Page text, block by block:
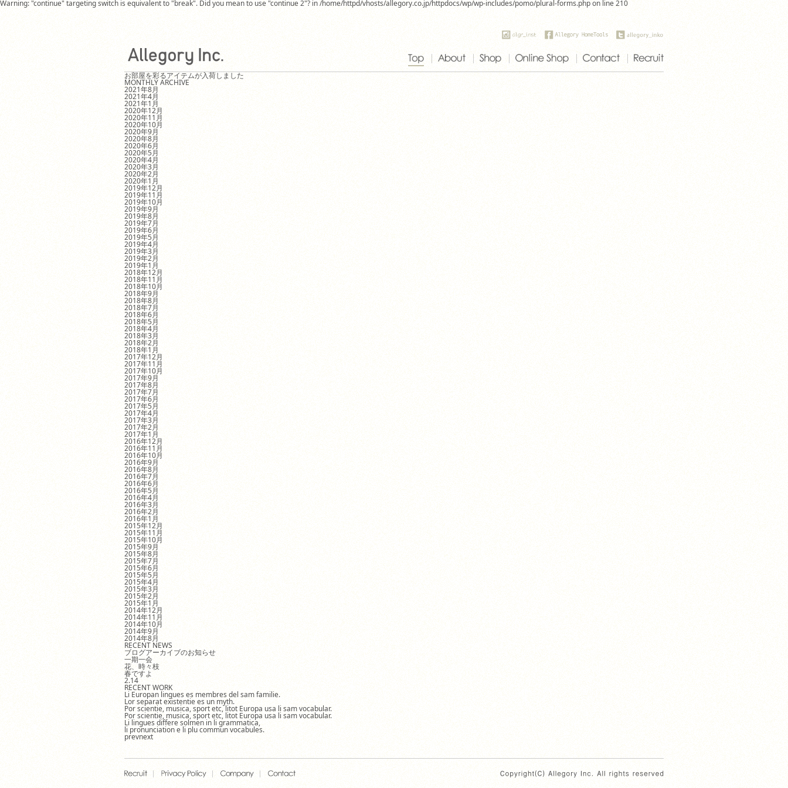
Warning: "continue" targeting switch is equivalent to "break". Did you mean to use "continue 2"? in /home/httpd/vhosts/allegory.co.jp/httpdocs/wp/wp-includes/pomo/plural-forms.php on line 210
お部屋を彩るアイテムが入荷しました
MONTHLY ARCHIVE
2021年8月
2021年4月
2021年1月
2020年12月
2020年11月
2020年10月
2020年9月
2020年8月
2020年6月
2020年5月
2020年4月
2020年3月
2020年2月
2020年1月
2019年12月
2019年11月
2019年10月
2019年9月
2019年8月
2019年7月
2019年6月
2019年5月
2019年4月
2019年3月
2019年2月
2019年1月
2018年12月
2018年11月
2018年10月
2018年9月
2018年8月
2018年7月
2018年6月
2018年5月
2018年4月
2018年3月
2018年2月
2018年1月
2017年12月
2017年11月
2017年10月
2017年9月
2017年8月
2017年7月
2017年6月
2017年5月
2017年4月
2017年3月
2017年2月
2017年1月
2016年12月
2016年11月
2016年10月
2016年9月
2016年8月
2016年7月
2016年6月
2016年5月
2016年4月
2016年3月
2016年2月
2016年1月
2015年12月
2015年11月
2015年10月
2015年9月
2015年8月
2015年7月
2015年6月
2015年5月
2015年4月
2015年3月
2015年2月
2015年1月
2014年12月
2014年11月
2014年10月
2014年9月
2014年8月
RECENT NEWS
ブログアーカイブのお知らせ
一期一会
花、時々枝
春ですよ
2.14
RECENT WORK
Li Europan lingues es membres del sam familie.
Lor separat existentie es un myth.
Por scientie, musica, sport etc, litot Europa usa li sam vocabular.
Por scientie, musica, sport etc, litot Europa usa li sam vocabular.
Li lingues differe solmen in li grammatica,
li pronunciation e li plu commun vocabules.
prevnext